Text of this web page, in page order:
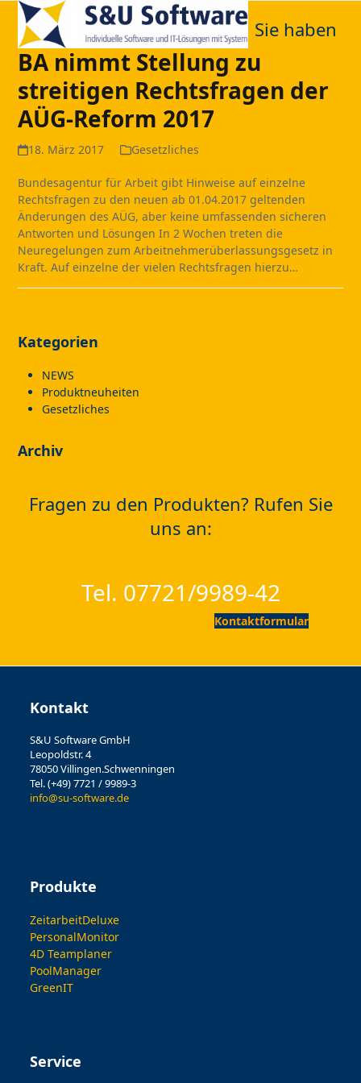
Skip
content
Open
mobile
menu
Close
mobile
menu
BA nimmt Stellung zu
streitigen Rechtsfragen der
AÜG-Reform 2017
18. März 2017 Gesetzliches
Bundesagentur für Arbeit gibt Hinweise auf einzelne
Rechtsfragen zu den neuen ab 01.04.2017 geltenden
Änderungen des AÜG, aber keine umfassenden sicheren
Antworten und Lösungen In 2 Wochen treten die
Neuregelungen zum Arbeitnehmerüberlassungsgesetz in
Kraft. Auf einzelne der vielen Rechtsfragen hierzu…
Kategorien
NEWS
Produktneuheiten
Gesetzliches
Archiv
Sie haben
Fragen zu den Produkten? Rufen Sie
uns an:
Tel. 07721/9989-42
Kontaktformular
Kontakt
S&U Software GmbH
Leopoldstr. 4
78050 Villingen.Schwenningen
Tel. (+49) 7721 / 9989-3
info@su-software.de
Produkte
ZeitarbeitDeluxe
PersonalMonitor
4D Teamplaner
PoolManager
GreenIT
Service